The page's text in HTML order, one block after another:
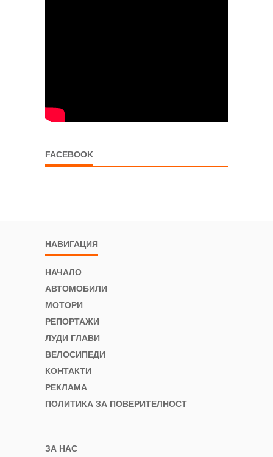
FACEBOOK
НАВИГАЦИЯ
НАЧАЛО
АВТОМОБИЛИ
МОТОРИ
РЕПОРТАЖИ
ЛУДИ ГЛАВИ
ВЕЛОСИПЕДИ
КОНТАКТИ
РЕКЛАМА
ПОЛИТИКА ЗА ПОВЕРИТЕЛНОСТ
ЗА НАС